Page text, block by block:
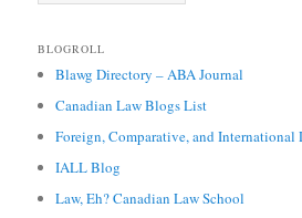
BLOGROLL
Blawg Directory – ABA Journal
Canadian Law Blogs List
Foreign, Comparative, and International
IALL Blog
Law, Eh? Canadian Law School